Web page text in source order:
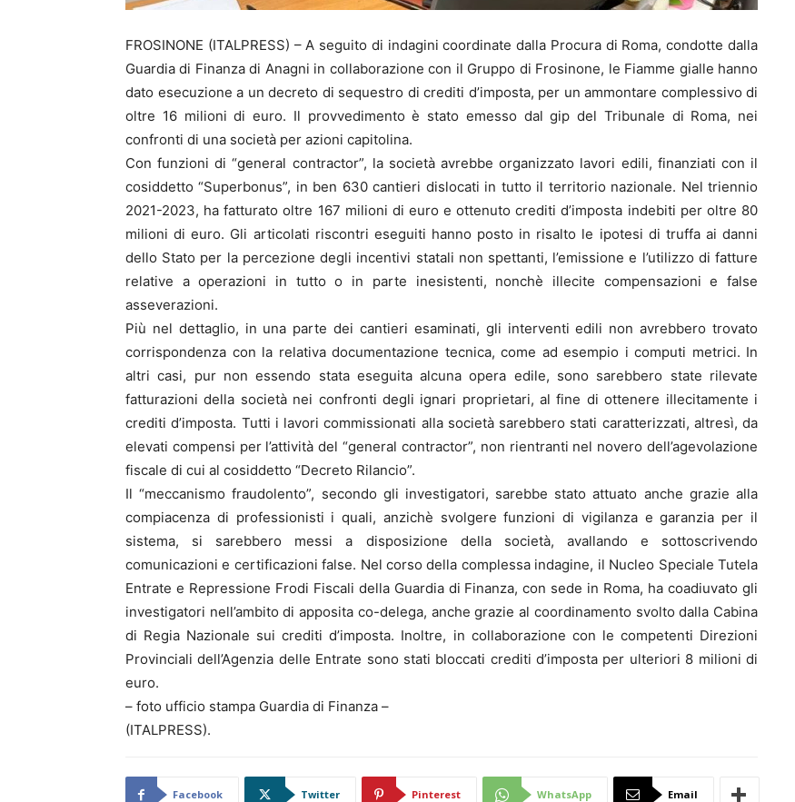
FROSINONE (ITALPRESS) – A seguito di indagini coordinate dalla Procura di Roma, condotte dalla
Guardia di Finanza di Anagni in collaborazione con il Gruppo di Frosinone, le Fiamme gialle hanno
dato esecuzione a un decreto di sequestro di crediti d’imposta, per un ammontare complessivo di
oltre 16 milioni di euro. Il provvedimento è stato emesso dal gip del Tribunale di Roma, nei
confronti di una società per azioni capitolina.
Con funzioni di “general contractor”, la società avrebbe organizzato lavori edili, finanziati con il
cosiddetto “Superbonus”, in ben 630 cantieri dislocati in tutto il territorio nazionale. Nel triennio
2021-2023, ha fatturato oltre 167 milioni di euro e ottenuto crediti d’imposta indebiti per oltre 80
milioni di euro. Gli articolati riscontri eseguiti hanno posto in risalto le ipotesi di truffa ai danni
dello Stato per la percezione degli incentivi statali non spettanti, l’emissione e l’utilizzo di fatture
relative a operazioni in tutto o in parte inesistenti, nonchè illecite compensazioni e false
asseverazioni.
Più nel dettaglio, in una parte dei cantieri esaminati, gli interventi edili non avrebbero trovato
corrispondenza con la relativa documentazione tecnica, come ad esempio i computi metrici. In
altri casi, pur non essendo stata eseguita alcuna opera edile, sono sarebbero state rilevate
fatturazioni della società nei confronti degli ignari proprietari, al fine di ottenere illecitamente i
crediti d’imposta. Tutti i lavori commissionati alla società sarebbero stati caratterizzati, altresì, da
elevati compensi per l’attività del “general contractor”, non rientranti nel novero dell’agevolazione
fiscale di cui al cosiddetto “Decreto Rilancio”.
Il “meccanismo fraudolento”, secondo gli investigatori, sarebbe stato attuato anche grazie alla
compiacenza di professionisti i quali, anzichè svolgere funzioni di vigilanza e garanzia per il
sistema, si sarebbero messi a disposizione della società, avallando e sottoscrivendo
comunicazioni e certificazioni false. Nel corso della complessa indagine, il Nucleo Speciale Tutela
Entrate e Repressione Frodi Fiscali della Guardia di Finanza, con sede in Roma, ha coadiuvato gli
investigatori nell’ambito di apposita co-delega, anche grazie al coordinamento svolto dalla Cabina
di Regia Nazionale sui crediti d’imposta. Inoltre, in collaborazione con le competenti Direzioni
Provinciali dell’Agenzia delle Entrate sono stati bloccati crediti d’imposta per ulteriori 8 milioni di
euro.
– foto ufficio stampa Guardia di Finanza –
(ITALPRESS).
Facebook Twitter Pinterest WhatsApp Email